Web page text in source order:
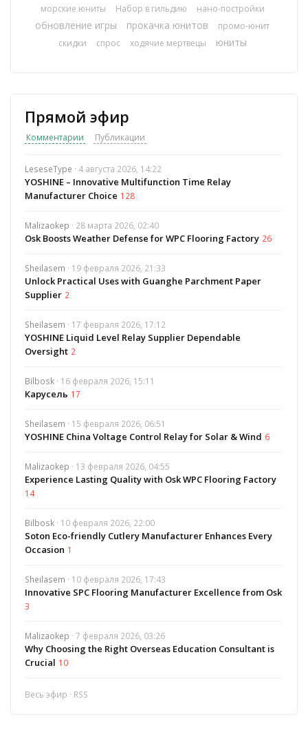
морские юниты
Набор в гильдию нано-постройки
обновление игры прокачка юнитов
промо-юнит
скидки
спрос ходячие мертвецы юниты
Прямой эфир
Комментарии Публикации
LeseseType · 4 августа 2026, 14:22
YOSHINE – Innovative Multifunction Time Relay
Manufacturer Choice 128
Malizaokep · 28 марта 2026, 02:40
Osk Boosts Weather Defense for WPC Flooring Factory 26
Sheilasem · 19 февраля 2026, 21:33
Unlock Practical Uses with Guanghe Parchment Paper
Supplier 2
Sheilasem · 17 февраля 2026, 17:12
YOSHINE Liquid Level Relay Supplier Dependable
Oversight 2
Bilbosk · 16 февраля 2026, 15:11
Карусель 17
Sheilasem · 15 февраля 2026, 06:51
YOSHINE China Voltage Control Relay for Solar & Wind 6
Malizaokep · 13 февраля 2026, 04:55
Experience Lasting Quality with Osk WPC Flooring Factory
14
Bilbosk · 10 февраля 2026, 22:00
Soton Eco-friendly Cutlery Manufacturer Enhances Every
Occasion 1
Sheilasem · 10 февраля 2026, 17:43
Innovative SPC Flooring Manufacturer Excellence from Osk
3
Malizaokep · 7 февраля 2026, 03:26
Why Choosing the Right Overseas Education Consultant is
Crucial 10
Весь эфир · RSS